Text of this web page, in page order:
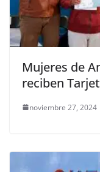
Mujeres de
reciben
noviembre 27, 2024